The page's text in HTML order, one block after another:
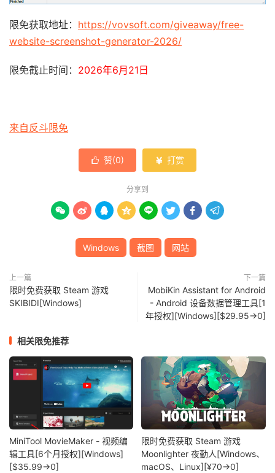
限免获取地址： https://vovsoft.com/giveaway/free-
website-screenshot-generator-2026/
限免截止时间： 2026年6月21日
来自反斗限免
 赞(0)  打赏
分享到
       
Windows 截图 网站
上一篇
限时免费获取 Steam 游戏
SKIBIDI[Windows]
下一篇
MobiKin Assistant for Android
- Android 设备数据管理工具[1
年授权][Windows][$29.95→0]
相关限免推荐
MiniTool MovieMaker - 视频编
辑工具[6个月授权][Windows]
[$35.99→0]
限时免费获取 Steam 游戏
Moonlighter 夜勤人[Windows、
macOS、Linux][¥70→0]